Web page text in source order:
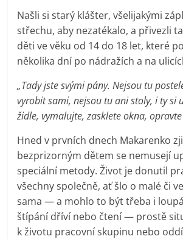
Našli si starý klášter, všelijakými
střechu, aby nezatékalo, a přivezli
děti ve věku od 14 do 18 let, které
několika dní po nádražích a na
„Tady jste svými pány. Nejsou tu
vyrobit sami, nejsou tu ani stoly, i ty si
židle, vymalujte, zasklete okna,
Hned v prvních dnech Makarenko
bezprizorným dětem se nemusejí
speciální metody. Život je donutil
všechny společně, ať šlo o malé či
sama — a mohlo to být třeba i
štípání dříví nebo čtení — prostě
k životu pracovní skupinu nebo